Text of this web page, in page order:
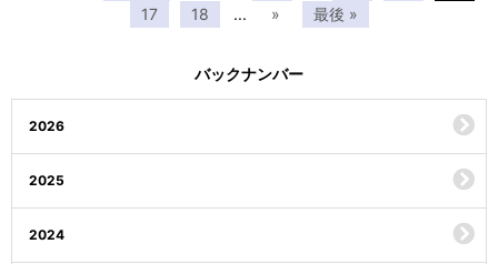
17
18 ... » 最後 »
バックナンバー
2026
2025
2024